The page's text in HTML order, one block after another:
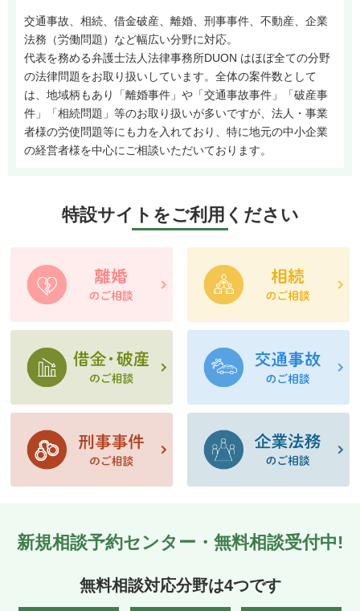
交通事故、相続、借金破産、離婚、刑事事件、不動産、企業
法務（労働問題）など幅広い分野に対応。
代表を務める弁護士法人法律事務所DUON はほぼ全ての分野
の法律問題をお取り扱いしています。全体の案件数として
は、地域柄もあり「離婚事件」や「交通事故事件」「破産事
件」「相続問題」等のお取り扱いが多いですが、法人・事業
者様の労使問題等にも力を入れており、特に地元の中小企業
の経営者様を中心にご相談いただいております。
特設サイトをご利用ください
新規相談予約センター・無料相談受付中!
無料相談対応分野は4つです